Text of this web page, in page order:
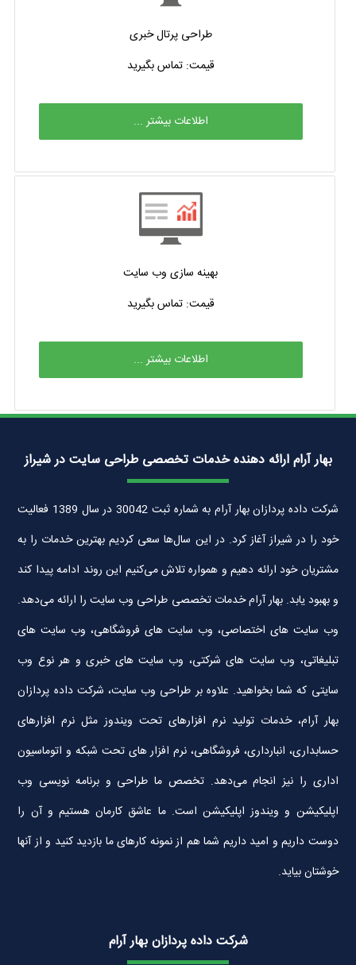
طراحی پرتال خبری
قیمت: تماس بگیرید
اطلاعات بیشتر ...
بهینه سازی وب سایت
قیمت: تماس بگیرید
اطلاعات بیشتر ...
بهار آرام ارائه دهنده خدمات تخصصی طراحی سایت در شیراز
شرکت داده پردازان بهار آرام به شماره ثبت 30042 در سال 1389 فعالیت
خود را در شیراز آغاز کرد. در این سال‌ها سعی کردیم بهترین خدمات را به
مشتریان خود ارائه دهیم و همواره تلاش می‌کنیم این روند ادامه پیدا کند
و بهبود یابد. بهار آرام خدمات تخصصی طراحی وب سایت را ارائه می‌دهد.
وب سایت های اختصاصی، وب سایت های فروشگاهی، وب سایت های
تبلیغاتی، وب سایت های شرکتی، وب سایت های خبری و هر نوع وب
سایتی که شما بخواهید. علاوه بر طراحی وب سایت، شرکت داده پردازان
بهار آرام، خدمات تولید نرم افزارهای تحت ویندوز مثل نرم افزارهای
حسابداری، انبارداری، فروشگاهی، نرم افزار های تحت شبکه و اتوماسیون
اداری را نیز انجام می‌دهد. تخصص ما طراحی و برنامه نویسی وب
اپلیکیشن و ویندوز اپلیکیشن است. ما عاشق کارمان هستیم و آن را
دوست داریم و امید داریم شما هم از نمونه کارهای ما بازدید کنید و از آنها
خوشتان بیاید.
شرکت داده پردازان بهار آرام